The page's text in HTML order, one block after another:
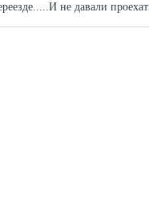
не давали